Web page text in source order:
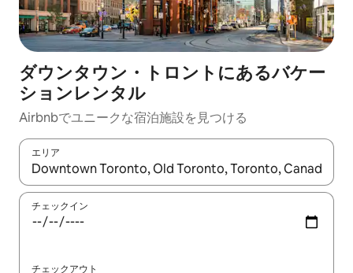
ダウンタウン・トロントにあるバケー
ションレンタル
Airbnbでユニークな宿泊施設を見つける
エリア
検索結果が表示されたら、上下の矢印キーを使って移動するか
チェックイン
チェックアウト